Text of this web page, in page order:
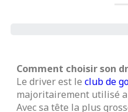
Comment choisir son
Le driver est le club de
majoritairement utilisé
Avec sa tête la plus